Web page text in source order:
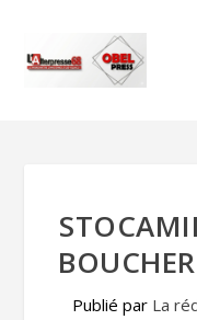
Publié par La